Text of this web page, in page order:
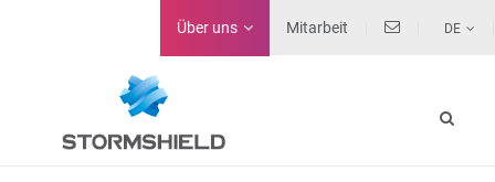
Über uns Mitarbeit DE